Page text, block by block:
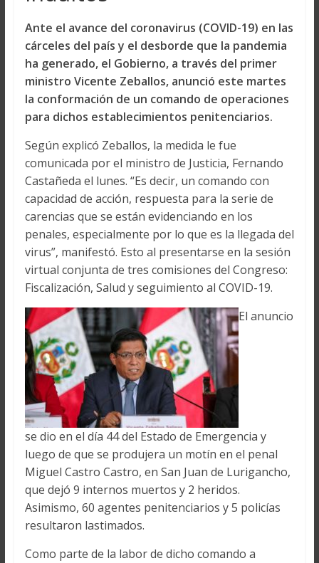
Ante el avance del coronavirus (COVID-19) en las
cárceles del país y el desborde que la pandemia
ha generado, el Gobierno, a través del primer
ministro Vicente Zeballos, anunció este martes
la conformación de un comando de operaciones
para dichos establecimientos penitenciarios.
Según explicó Zeballos, la medida le fue
comunicada por el ministro de Justicia, Fernando
Castañeda el lunes. “Es decir, un comando con
capacidad de acción, respuesta para la serie de
carencias que se están evidenciando en los
penales, especialmente por lo que es la llegada del
virus”, manifestó. Esto al presentarse en la sesión
virtual conjunta de tres comisiones del Congreso:
Fiscalización, Salud y seguimiento al COVID-19.
El anuncio
se dio en el día 44 del Estado de Emergencia y
luego de que se produjera un motín en el penal
Miguel Castro Castro, en San Juan de Lurigancho,
que dejó 9 internos muertos y 2 heridos.
Asimismo, 60 agentes penitenciarios y 5 policías
resultaron lastimados.
Como parte de la labor de dicho comando a